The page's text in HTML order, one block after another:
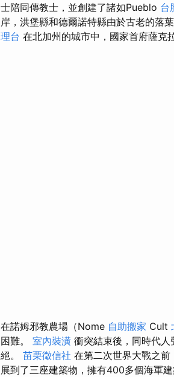
士陪同傳教士，並創建了諸如Pueblo 台
岸，洪堡縣和德爾諾特縣由於古老的落
理台 在北加州的城市中，國家首府薩克
在諾姆邪教農場（Nome 自助搬家 Cult
困難。 室內裝潢 衝突結束後，同時代
絕。 苗栗徵信社 在第二次世界大戰之前
展到了三座建築物，擁有400多個海軍